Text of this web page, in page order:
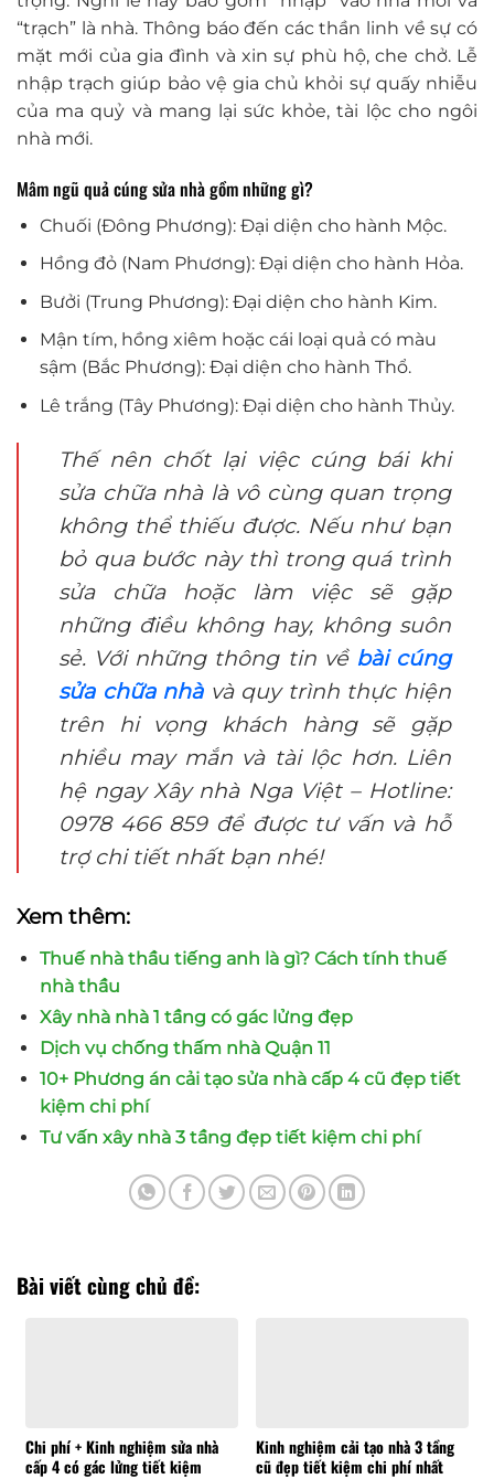
“trạch” là nhà. Thông báo đến các thần linh về sự có
mặt mới của gia đình và xin sự phù hộ, che chở. Lễ
nhập trạch giúp bảo vệ gia chủ khỏi sự quấy nhiễu
của ma quỷ và mang lại sức khỏe, tài lộc cho ngôi
nhà mới.
Mâm ngũ quả cúng sửa nhà gồm những gì?
Chuối (Đông Phương): Đại diện cho hành Mộc.
Hồng đỏ (Nam Phương): Đại diện cho hành Hỏa.
Bưởi (Trung Phương): Đại diện cho hành Kim.
Mận tím, hồng xiêm hoặc cái loại quả có màu
sậm (Bắc Phương): Đại diện cho hành Thổ.
Lê trắng (Tây Phương): Đại diện cho hành Thủy.
Thế nên chốt lại việc cúng bái khi
sửa chữa nhà là vô cùng quan trọng
không thể thiếu được. Nếu như bạn
bỏ qua bước này thì trong quá trình
sửa chữa hoặc làm việc sẽ gặp
những điều không hay, không suôn
sẻ. Với những thông tin về bài cúng
sửa chữa nhàvà quy trình thực hiện
trên hi vọng khách hàng sẽ gặp
nhiều may mắn và tài lộc hơn. Liên
hệ ngay Xây nhà Nga Việt – Hotline:
0978 466 859 để được tư vấn và hỗ
trợ chi tiết nhất bạn nhé!
Xem thêm:
Thuế nhà thầu tiếng anh là gì? Cách tính thuế
nhà thầu
Xây nhà nhà 1 tầng có gác lửng đẹp
Dịch vụ chống thấm nhà Quận 11
10+ Phương án cải tạo sửa nhà cấp 4 cũ đẹp tiết
kiệm chi phí
Tư vấn xây nhà 3 tầng đẹp tiết kiệm chi phí
Bài viết cùng chủ đề:
Chi phí + Kinh nghiệm sửa nhà
cấp 4 có gác lửng tiết kiệm
Kinh nghiệm cải tạo nhà 3 tầng
cũ đẹp tiết kiệm chi phí nhất